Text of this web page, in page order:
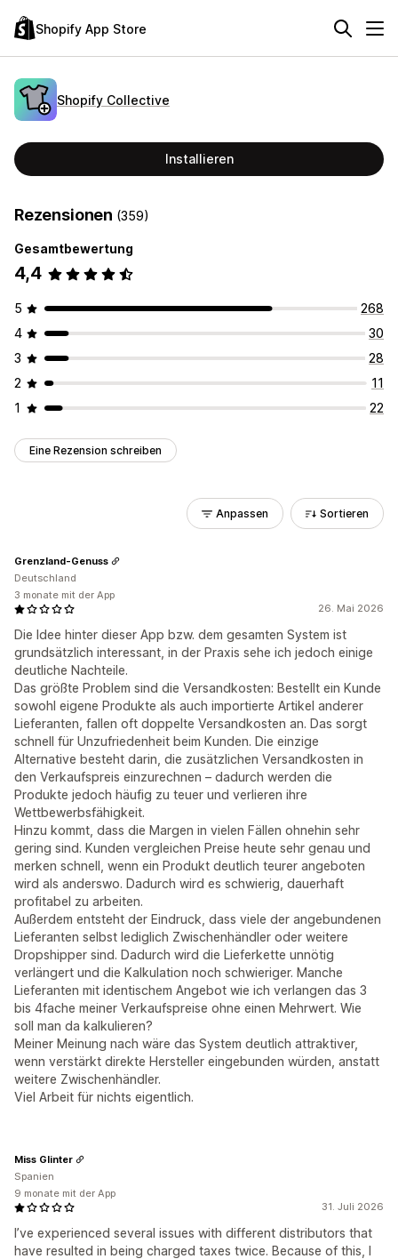
Shopify App Store
Shopify Collective
Installieren
Rezensionen (359)
Gesamtbewertung
4,4
5
268
4
30
3
28
2
11
1
22
Eine Rezension schreiben
Anpassen Sortieren
26. Mai 2026
Die Idee hinter dieser App bzw. dem gesamten System ist
grundsätzlich interessant, in der Praxis sehe ich jedoch einige
deutliche Nachteile.
Das größte Problem sind die Versandkosten: Bestellt ein Kunde
sowohl eigene Produkte als auch importierte Artikel anderer
Lieferanten, fallen oft doppelte Versandkosten an. Das sorgt
schnell für Unzufriedenheit beim Kunden. Die einzige
Alternative besteht darin, die zusätzlichen Versandkosten in
den Verkaufspreis einzurechnen – dadurch werden die
Produkte jedoch häufig zu teuer und verlieren ihre
Wettbewerbsfähigkeit.
Hinzu kommt, dass die Margen in vielen Fällen ohnehin sehr
gering sind. Kunden vergleichen Preise heute sehr genau und
merken schnell, wenn ein Produkt deutlich teurer angeboten
wird als anderswo. Dadurch wird es schwierig, dauerhaft
profitabel zu arbeiten.
Außerdem entsteht der Eindruck, dass viele der angebundenen
Lieferanten selbst lediglich Zwischenhändler oder weitere
Dropshipper sind. Dadurch wird die Lieferkette unnötig
verlängert und die Kalkulation noch schwieriger. Manche
Lieferanten mit identischem Angebot wie ich verlangen das 3
bis 4fache meiner Verkaufspreise ohne einen Mehrwert. Wie
soll man da kalkulieren?
Meiner Meinung nach wäre das System deutlich attraktiver,
wenn verstärkt direkte Hersteller eingebunden würden, anstatt
weitere Zwischenhändler.
Viel Arbeit für nichts eigentlich.
Grenzland-Genuss
Deutschland
3 monate mit der App
31. Juli 2026
I’ve experienced several issues with different distributors that
have resulted in being charged taxes twice. Because of this, I
Miss Glinter
Spanien
9 monate mit der App